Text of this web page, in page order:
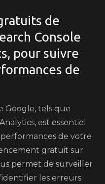
de
Console
pour suivre
de
Google, tels que
est essentiel
de votre
gratuit sur
permet de surveiller
les erreurs